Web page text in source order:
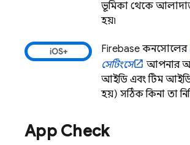
ভূমিকা থেকে
হয়৷
Firebase কনসোলের
সেটিংসে
আপনার
আইডি এবং টিম
হয়) সঠিক কিনা তা
App Check